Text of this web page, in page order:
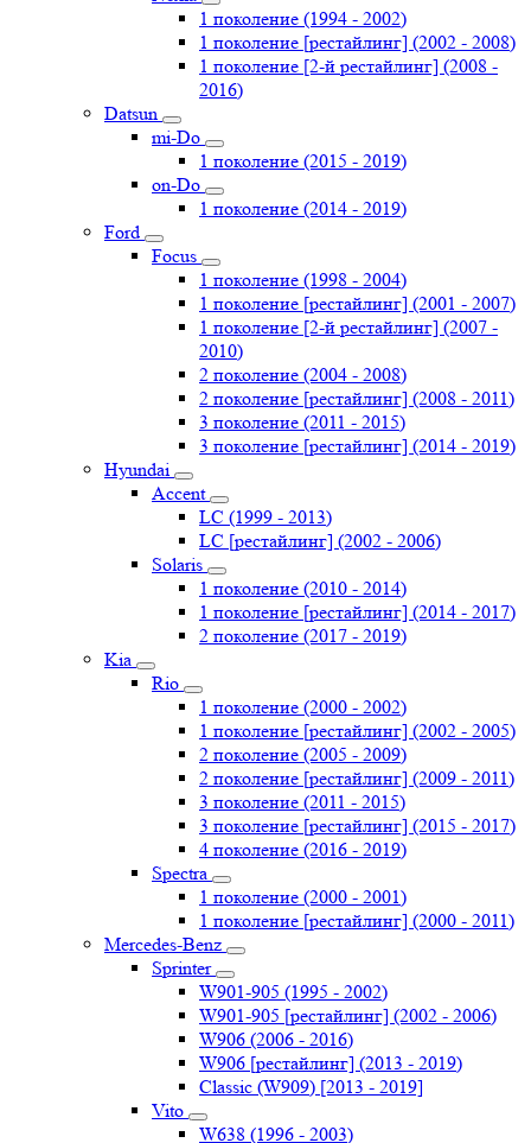
1 поколение (1994 - 2002)
1 поколение [рестайлинг] (2002 - 2008)
1 поколение [2-й рестайлинг] (2008 -
2016)
Datsun
mi-Do
1 поколение (2015 - 2019)
on-Do
1 поколение (2014 - 2019)
Ford
Focus
1 поколение (1998 - 2004)
1 поколение [рестайлинг] (2001 - 2007)
1 поколение [2-й рестайлинг] (2007 -
2010)
2 поколение (2004 - 2008)
2 поколение [рестайлинг] (2008 - 2011)
3 поколение (2011 - 2015)
3 поколение [рестайлинг] (2014 - 2019)
Hyundai
Accent
LC (1999 - 2013)
LC [рестайлинг] (2002 - 2006)
Solaris
1 поколение (2010 - 2014)
1 поколение [рестайлинг] (2014 - 2017)
2 поколение (2017 - 2019)
Kia
Rio
1 поколение (2000 - 2002)
1 поколение [рестайлинг] (2002 - 2005)
2 поколение (2005 - 2009)
2 поколение [рестайлинг] (2009 - 2011)
3 поколение (2011 - 2015)
3 поколение [рестайлинг] (2015 - 2017)
4 поколение (2016 - 2019)
Spectra
1 поколение (2000 - 2001)
1 поколение [рестайлинг] (2000 - 2011)
Mercedes-Benz
Sprinter
W901-905 (1995 - 2002)
W901-905 [рестайлинг] (2002 - 2006)
W906 (2006 - 2016)
W906 [рестайлинг] (2013 - 2019)
Classic (W909) [2013 - 2019]
Vito
W638 (1996 - 2003)